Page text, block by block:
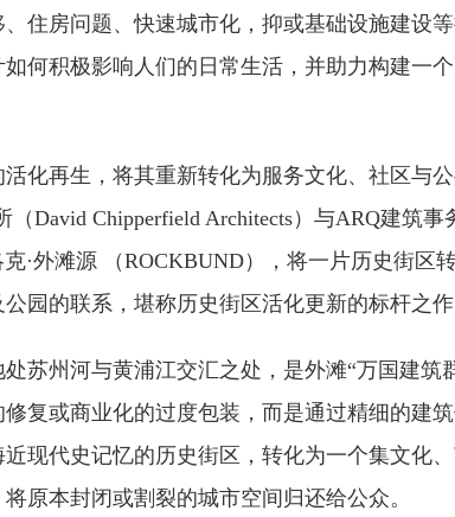
住房问题、快速城市化，抑或基础设施建设
何积极影响人们的日常生活，并助力构建一
化再生，将其重新转化为服务文化、社区与
David Chipperfield Architects）与ARQ建筑事
克·外滩源 （ROCKBUND），将一片历史街区
园的联系，堪称历史街区活化更新的标杆之作
苏州河与黄浦江交汇之处，是外滩“万国建筑
复或商业化的过度包装，而是通过精细的建
现代史记忆的历史街区，转化为一个集文化
原本封闭或割裂的城市空间归还给公众。